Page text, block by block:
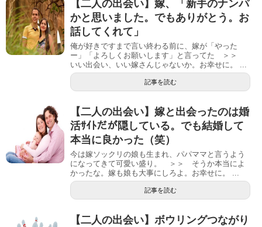
【二人の出会い】嫁、「新手のナンパ
かと思いました。でもありがとう。お
話してくれて」
俺が好きですまで言い終わる前に、嫁が「やった
ー」「よろしくお願いします」と言ってた ＞＞
いい出会い、いい嫁さんじゃないか。お幸せに。 ...
記事を読む
【二人の出会い】嫁と出会ったのは婚
活ｻｲﾄだが隠している。でも結婚して
本当に良かった（笑）
今は嫁ソックリの娘も生まれ、パパママと言うよう
になってきて可愛い盛り。 ＞＞ そうか本当によ
かったな。嫁も娘も大事にしろよ。お幸せに。 ...
記事を読む
【二人の出会い】ボウリングつながり